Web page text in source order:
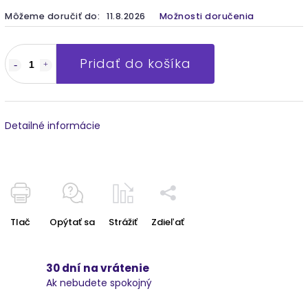
Môžeme doručiť do: 11.8.2026 Možnosti doručenia
Pridať do košíka
Detailné informácie
Tlač Opýtať sa Strážiť Zdieľať
30 dní na vrátenie
Ak nebudete spokojný